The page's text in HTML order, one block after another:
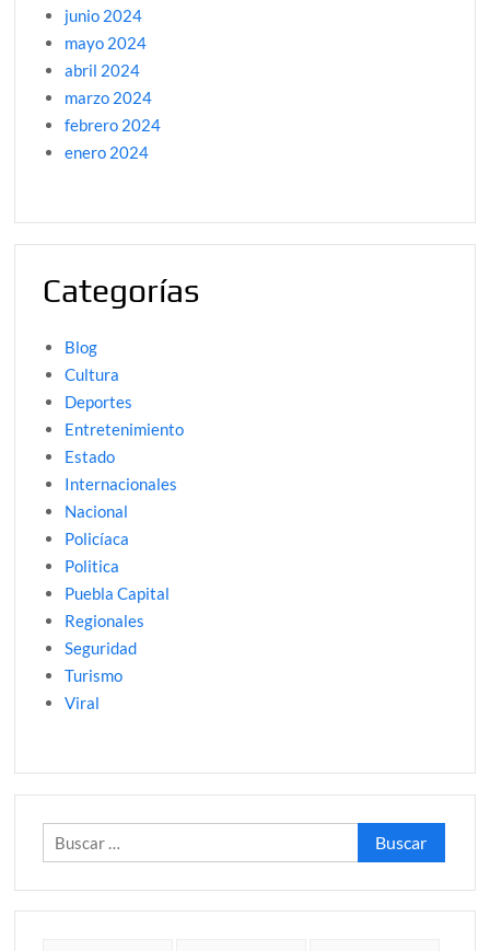
junio 2024
mayo 2024
abril 2024
marzo 2024
febrero 2024
enero 2024
Categorías
Blog
Cultura
Deportes
Entretenimiento
Estado
Internacionales
Nacional
Policíaca
Politica
Puebla Capital
Regionales
Seguridad
Turismo
Viral
Buscar: